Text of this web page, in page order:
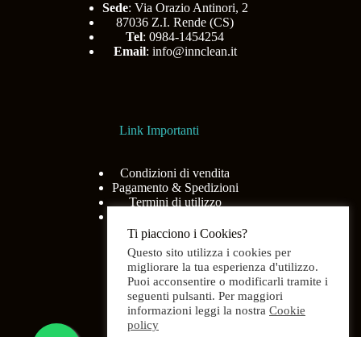
Sede: Via Orazio Antinori, 2
87036 Z.I. Rende (CS)
Tel: 0984-1454254
Email: info@innclean.it
Link Importanti
Condizioni di vendita
Pagamento & Spedizioni
Termini di utilizzo
Menù
Ti piacciono i Cookies?
Questo sito utilizza i cookies per
migliorare la tua esperienza d'utilizzo.
Puoi acconsentire o modificarli tramite i
seguenti pulsanti. Per maggiori
informazioni leggi la nostra Cookie
policy